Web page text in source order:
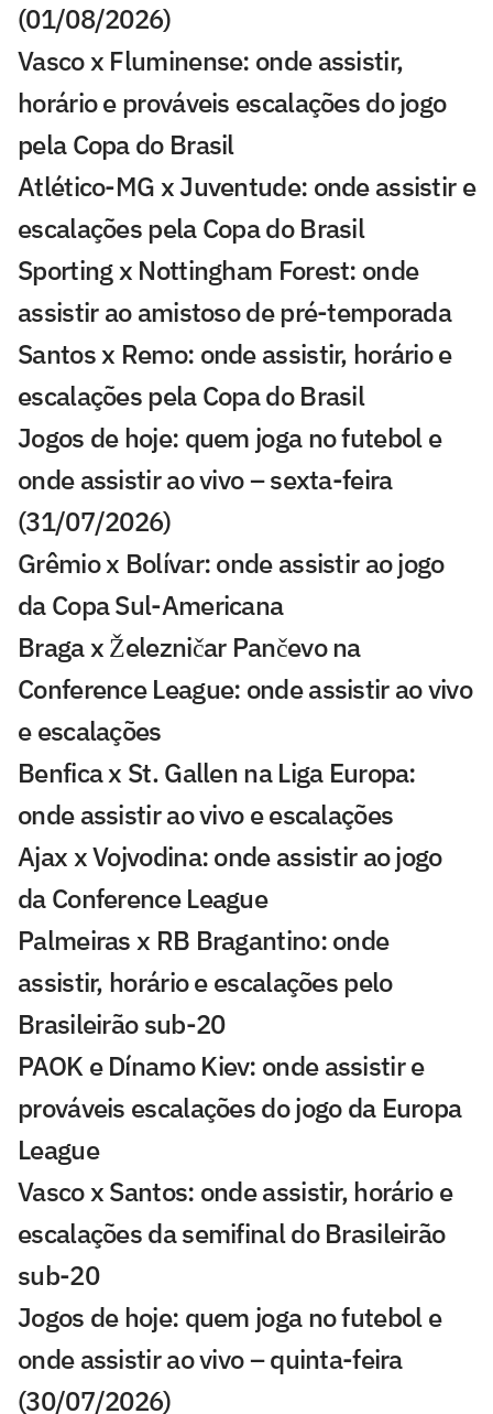
(01/08/2026)
Vasco x Fluminense: onde assistir,
horário e prováveis escalações do jogo
pela Copa do Brasil
Atlético-MG x Juventude: onde assistir e
escalações pela Copa do Brasil
Sporting x Nottingham Forest: onde
assistir ao amistoso de pré-temporada
Santos x Remo: onde assistir, horário e
escalações pela Copa do Brasil
Jogos de hoje: quem joga no futebol e
onde assistir ao vivo – sexta-feira
(31/07/2026)
Grêmio x Bolívar: onde assistir ao jogo
da Copa Sul-Americana
Braga x Železničar Pančevo na
Conference League: onde assistir ao vivo
e escalações
Benfica x St. Gallen na Liga Europa:
onde assistir ao vivo e escalações
Ajax x Vojvodina: onde assistir ao jogo
da Conference League
Palmeiras x RB Bragantino: onde
assistir, horário e escalações pelo
Brasileirão sub-20
PAOK e Dínamo Kiev: onde assistir e
prováveis escalações do jogo da Europa
League
Vasco x Santos: onde assistir, horário e
escalações da semifinal do Brasileirão
sub-20
Jogos de hoje: quem joga no futebol e
onde assistir ao vivo – quinta-feira
(30/07/2026)